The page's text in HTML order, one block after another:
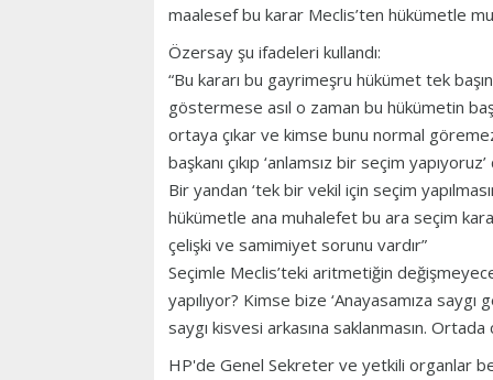
maalesef bu karar Meclis’ten hükümetle
Özersay şu ifadeleri kullandı:
“Bu kararı bu gayrimeşru hükümet tek
göstermese asıl o zaman bu hükümetin
ortaya çıkar ve kimse bunu normal
başkanı çıkıp ‘anlamsız bir seçim
Bir yandan ‘tek bir vekil için seçim
hükümetle ana muhalefet bu ara seçim
çelişki ve samimiyet sorunu vardır”
Seçimle Meclis’teki aritmetiğin
yapılıyor? Kimse bize ‘Anayasamıza
saygı kisvesi arkasına saklanmasın.
HP'de Genel Sekreter ve yetkili organlar